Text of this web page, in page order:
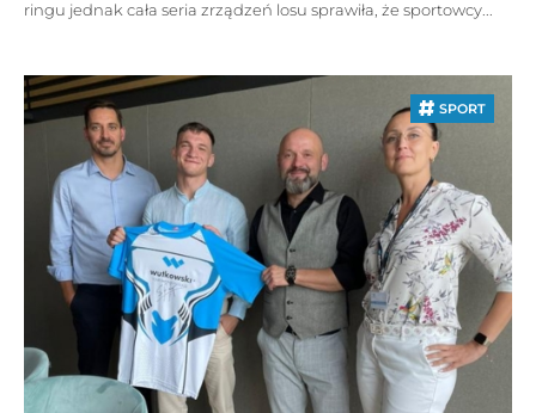
ringu jednak cała seria zrządzeń losu sprawiła, że sportowcy...
SPORT